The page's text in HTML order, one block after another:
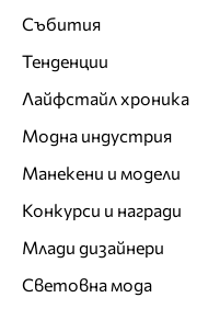
Събития
Тенденции
Лайфстайл хроника
Модна индустрия
Манекени и модели
Конкурси и награди
Млади дизайнери
Световна мода